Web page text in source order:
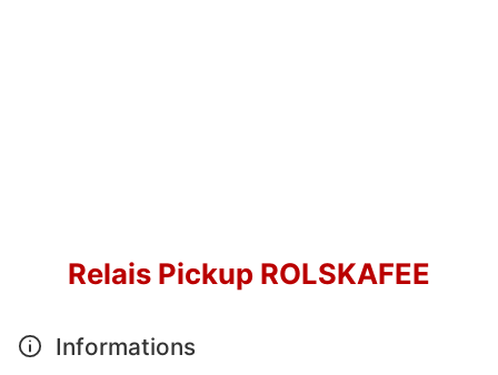
Relais Pickup ROLSKAFEE
Informations